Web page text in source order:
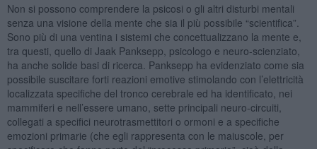
Non si possono comprendere la psicosi o gli altri disturbi mentali
senza una visione della mente che sia il più possibile “scientifica”.
Sono più di una ventina i sistemi che concettualizzano la mente e,
tra questi, quello di Jaak Panksepp, psicologo e neuro-scienziato,
ha anche solide basi di ricerca. Panksepp ha evidenziato come sia
possibile suscitare forti reazioni emotive stimolando con l’elettricità
localizzata specifiche del tronco cerebrale ed ha identificato, nei
mammiferi e nell’essere umano, sette principali neuro-circuiti,
collegati a specifici neurotrasmettitori o ormoni e a specifiche
emozioni primarie (che egli rappresenta con le maiuscole, per